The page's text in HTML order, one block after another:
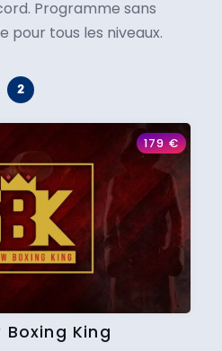
Programme sans
pour tous les niveaux.
179€
Boxing King